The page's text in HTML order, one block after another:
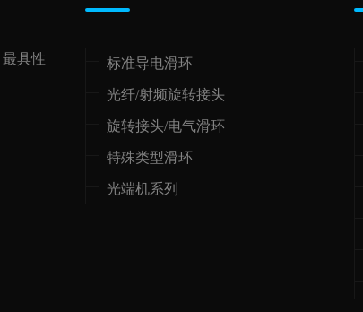
具性
标准导电滑环
光纤/射频旋转接头
旋转接头/电气滑环
特殊类型滑环
光端机系列